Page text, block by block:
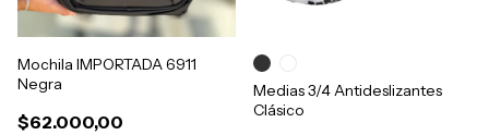
Mochila IMPORTADA 6911
Negra
$62.000,00
Medias 3/4 Antideslizantes
Clásico